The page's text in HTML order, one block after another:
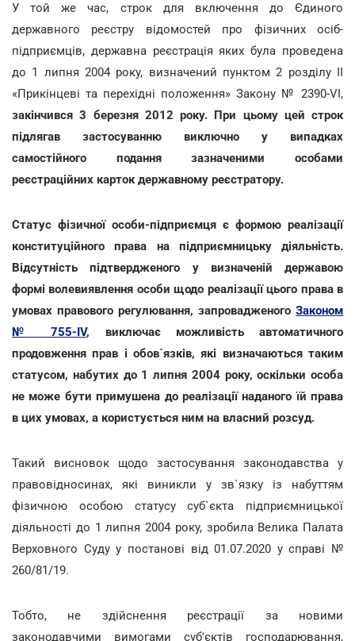
У той же час, строк для включення до Єдиного
державного реєстру відомостей про фізичних осіб-
підприємців, державна реєстрація яких була проведена
до 1 липня 2004 року, визначений пунктом 2 розділу ІІ
«Прикінцеві та перехідні положення» Закону № 2390-VI,
закінчився 3 березня 2012 року. При цьому цей строк
підлягав застосуванню виключно у випадках
самостійного подання зазначеними особами
реєстраційних карток державному реєстратору.
Статус фізичної особи-підприємця є формою реалізації
конституційного права на підприємницьку діяльність.
Відсутність підтвердженого у визначеній державою
формі волевиявлення особи щодо реалізації цього права в
умовах правового регулювання, запровадженого Законом
№ 755-IV, виключає можливість автоматичного
продовження прав і обов`язків, які визначаються таким
статусом, набутих до 1 липня 2004 року, оскільки особа
не може бути примушена до реалізації наданого їй права
в цих умовах, а користується ним на власний розсуд.
Такий висновок щодо застосування законодавства у
правовідносинах, які виникли у зв`язку із набуттям
фізичною особою статусу суб`єкта підприємницької
діяльності до 1 липня 2004 року, зробила Велика Палата
Верховного Суду у постанові від 01.07.2020 у справі №
260/81/19.
Тобто, не здійснення реєстрації за новими
законодавчими вимогами суб'єктів господарювання,